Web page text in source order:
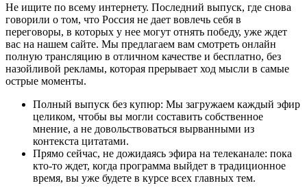
Не ищите по всему интернету. Последний выпуск, где снова
говорили о том, что Россия не дает вовлечь себя в
переговоры, в которых у нее могут отнять победу, уже ждет
вас на нашем сайте. Мы предлагаем вам смотреть онлайн
полную трансляцию в отличном качестве и бесплатно, без
назойливой рекламы, которая прерывает ход мысли в самые
острые моменты.
Полный выпуск без купюр: Мы загружаем каждый эфир
целиком, чтобы вы могли составить собственное
мнение, а не довольствоваться вырванными из
контекста цитатами.
Прямо сейчас, не дожидаясь эфира на телеканале: пока
кто-то ждет, когда программа выйдет в традиционное
время, вы уже будете в курсе всех главных тем.